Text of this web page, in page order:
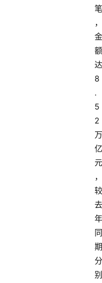
笔
，
金
额
达
8
.
5
2
万
亿
元
，
较
去
年
同
期
分
别